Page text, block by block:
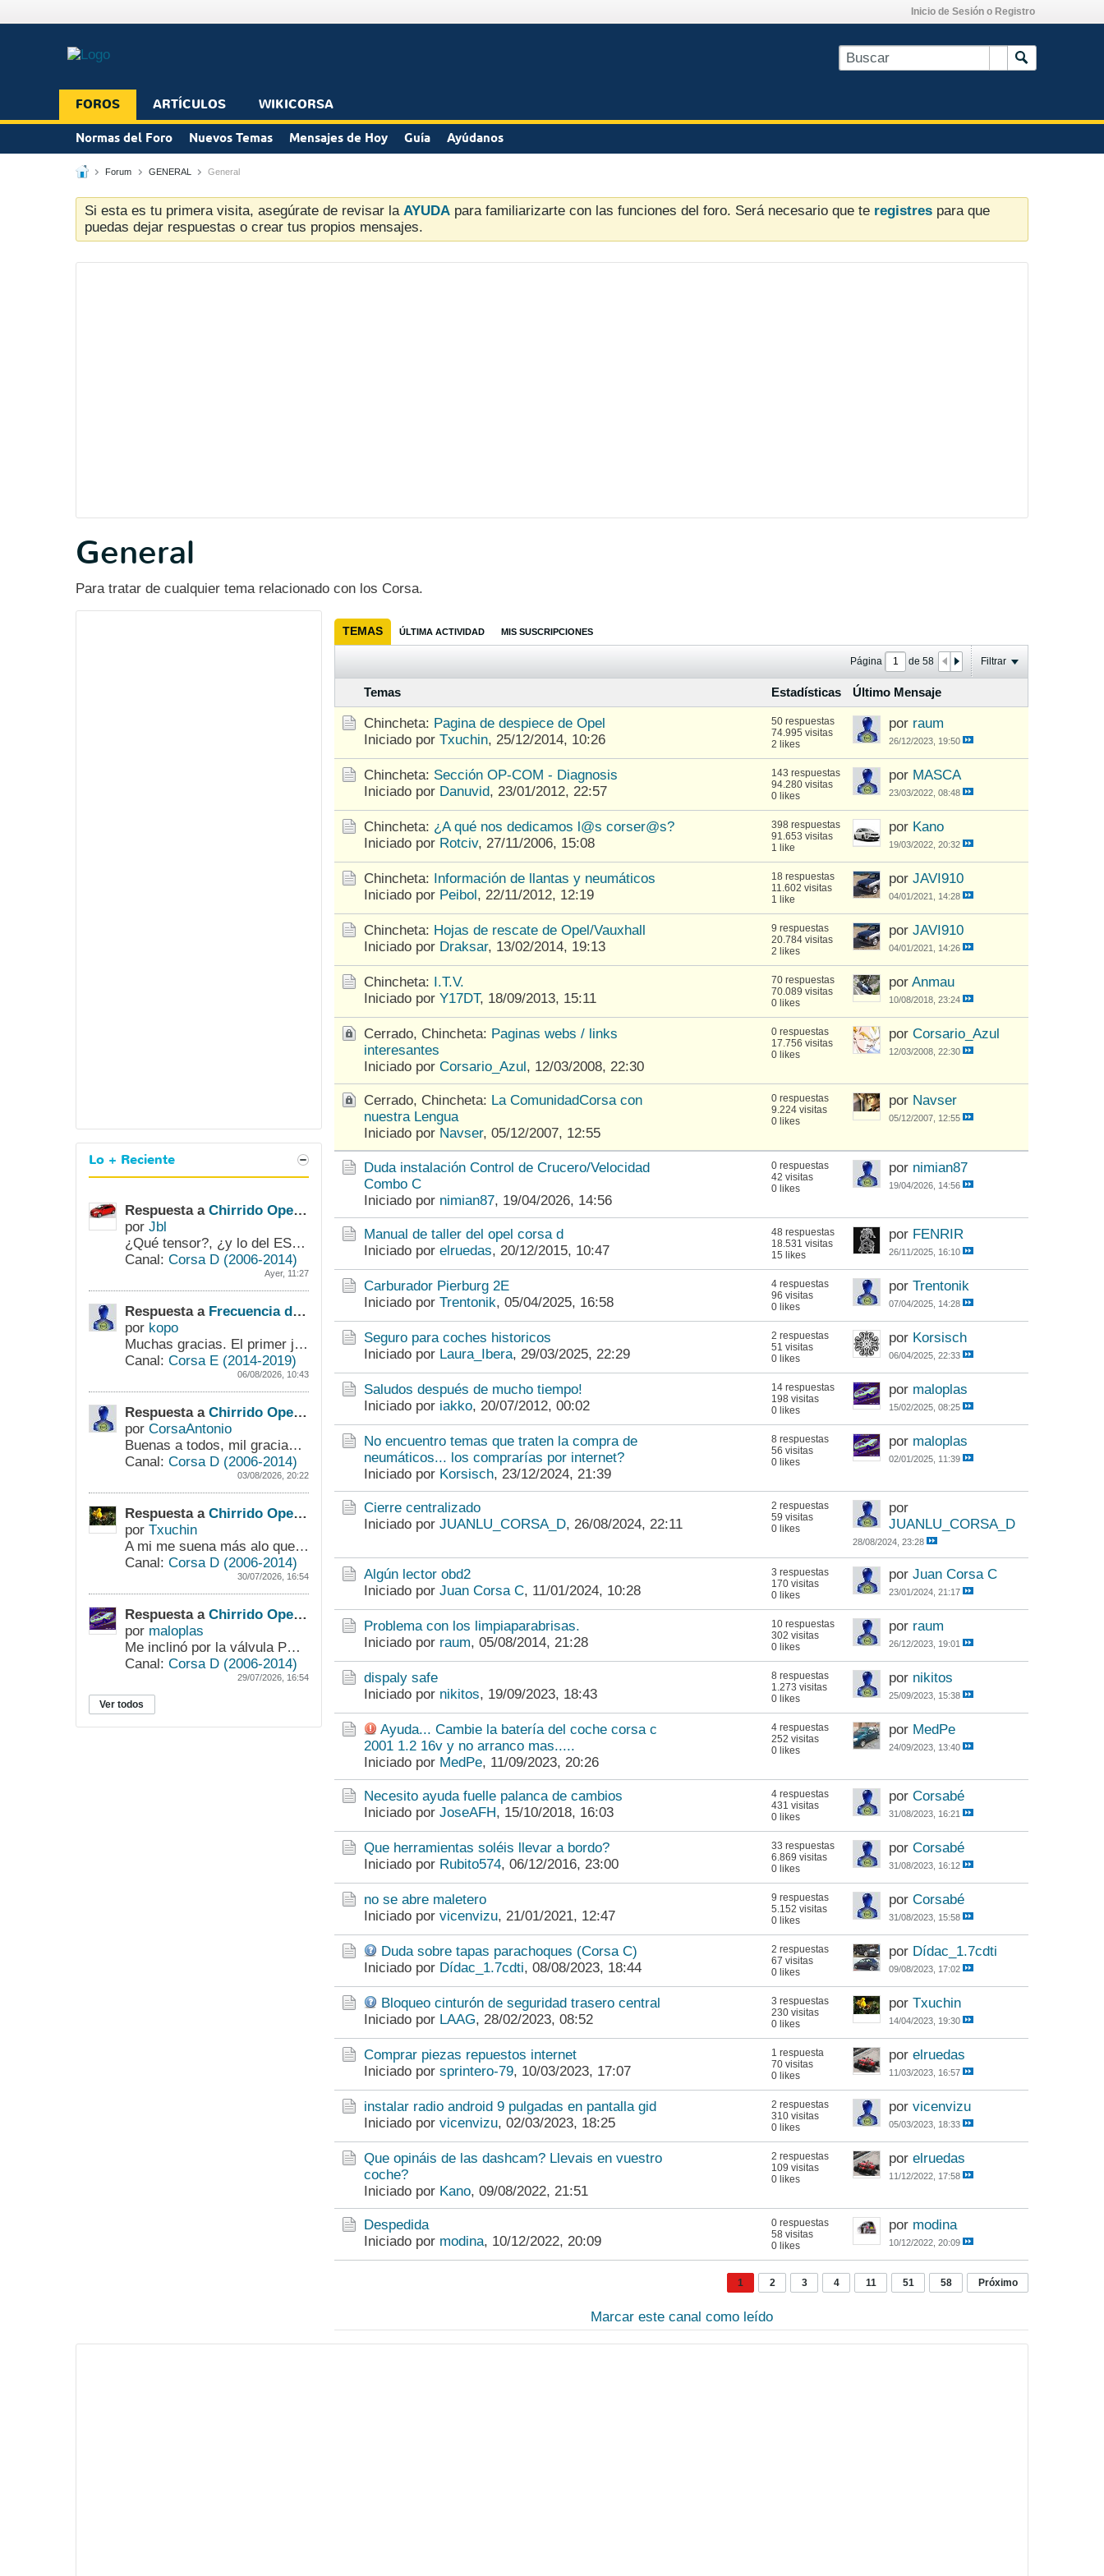
Inicio de Sesión o Registro
FOROS ARTÍCULOS WIKICORSA
Normas del Foro Nuevos Temas Mensajes de Hoy Guía Ayúdanos
Forum GENERAL General
Si esta es tu primera visita, asegúrate de revisar la AYUDA para familiarizarte con las funciones del foro. Será necesario que te registres para que
puedas dejar respuestas o crear tus propios mensajes.
General
Para tratar de cualquier tema relacionado con los Corsa.
TEMAS ÚLTIMA ACTIVIDAD MIS SUSCRIPCIONES
Página de 58 Filtrar
Temas Estadísticas Último Mensaje
Chincheta: Pagina de despiece de Opel
Iniciado por Txuchin, 25/12/2014, 10:26
50 respuestas
74.995 visitas
2 likes
por raum
26/12/2023, 19:50
Chincheta: Sección OP-COM - Diagnosis
Iniciado por Danuvid, 23/01/2012, 22:57
143 respuestas
94.280 visitas
0 likes
por MASCA
23/03/2022, 08:48
Chincheta: ¿A qué nos dedicamos l@s corser@s?
Iniciado por Rotciv, 27/11/2006, 15:08
398 respuestas
91.653 visitas
1 like
por Kano
19/03/2022, 20:32
Chincheta: Información de llantas y neumáticos
Iniciado por Peibol, 22/11/2012, 12:19
18 respuestas
11.602 visitas
1 like
por JAVI910
04/01/2021, 14:28
Chincheta: Hojas de rescate de Opel/Vauxhall
Iniciado por Draksar, 13/02/2014, 19:13
9 respuestas
20.784 visitas
2 likes
por JAVI910
04/01/2021, 14:26
Chincheta: I.T.V.
Iniciado por Y17DT, 18/09/2013, 15:11
70 respuestas
70.089 visitas
0 likes
por Anmau
10/08/2018, 23:24
Cerrado, Chincheta: Paginas webs / links
interesantes
Iniciado por Corsario_Azul, 12/03/2008, 22:30
0 respuestas
17.756 visitas
0 likes
por Corsario_Azul
12/03/2008, 22:30
Cerrado, Chincheta: La ComunidadCorsa con
nuestra Lengua
Iniciado por Navser, 05/12/2007, 12:55
0 respuestas
9.224 visitas
0 likes
por Navser
05/12/2007, 12:55
Duda instalación Control de Crucero/Velocidad
Combo C
Iniciado por nimian87, 19/04/2026, 14:56
0 respuestas
42 visitas
0 likes
por nimian87
19/04/2026, 14:56
Manual de taller del opel corsa d
Iniciado por elruedas, 20/12/2015, 10:47
48 respuestas
18.531 visitas
15 likes
por FENRIR
26/11/2025, 16:10
Carburador Pierburg 2E
Iniciado por Trentonik, 05/04/2025, 16:58
4 respuestas
96 visitas
0 likes
por Trentonik
07/04/2025, 14:28
Seguro para coches historicos
Iniciado por Laura_Ibera, 29/03/2025, 22:29
2 respuestas
51 visitas
0 likes
por Korsisch
06/04/2025, 22:33
Saludos después de mucho tiempo!
Iniciado por iakko, 20/07/2012, 00:02
14 respuestas
198 visitas
0 likes
por maloplas
15/02/2025, 08:25
No encuentro temas que traten la compra de
neumáticos... los comprarías por internet?
Iniciado por Korsisch, 23/12/2024, 21:39
8 respuestas
56 visitas
0 likes
por maloplas
02/01/2025, 11:39
Cierre centralizado
Iniciado por JUANLU_CORSA_D, 26/08/2024, 22:11
2 respuestas
59 visitas
0 likes
por
JUANLU_CORSA_D
28/08/2024, 23:28
Algún lector obd2
Iniciado por Juan Corsa C, 11/01/2024, 10:28
3 respuestas
170 visitas
0 likes
por Juan Corsa C
23/01/2024, 21:17
Problema con los limpiaparabrisas.
Iniciado por raum, 05/08/2014, 21:28
10 respuestas
302 visitas
0 likes
por raum
26/12/2023, 19:01
dispaly safe
Iniciado por nikitos, 19/09/2023, 18:43
8 respuestas
1.273 visitas
0 likes
por nikitos
25/09/2023, 15:38
Ayuda... Cambie la batería del coche corsa c
2001 1.2 16v y no arranco mas.....
Iniciado por MedPe, 11/09/2023, 20:26
4 respuestas
252 visitas
0 likes
por MedPe
24/09/2023, 13:40
Necesito ayuda fuelle palanca de cambios
Iniciado por JoseAFH, 15/10/2018, 16:03
4 respuestas
431 visitas
0 likes
por Corsabé
31/08/2023, 16:21
Que herramientas soléis llevar a bordo?
Iniciado por Rubito574, 06/12/2016, 23:00
33 respuestas
6.869 visitas
0 likes
por Corsabé
31/08/2023, 16:12
no se abre maletero
Iniciado por vicenvizu, 21/01/2021, 12:47
9 respuestas
5.152 visitas
0 likes
por Corsabé
31/08/2023, 15:58
Duda sobre tapas parachoques (Corsa C)
Iniciado por Dídac_1.7cdti, 08/08/2023, 18:44
2 respuestas
67 visitas
0 likes
por Dídac_1.7cdti
09/08/2023, 17:02
Bloqueo cinturón de seguridad trasero central
Iniciado por LAAG, 28/02/2023, 08:52
3 respuestas
230 visitas
0 likes
por Txuchin
14/04/2023, 19:30
Comprar piezas repuestos internet
Iniciado por sprintero-79, 10/03/2023, 17:07
1 respuesta
70 visitas
0 likes
por elruedas
11/03/2023, 16:57
instalar radio android 9 pulgadas en pantalla gid
Iniciado por vicenvizu, 02/03/2023, 18:25
2 respuestas
310 visitas
0 likes
por vicenvizu
05/03/2023, 18:33
Que opináis de las dashcam? Llevais en vuestro
coche?
Iniciado por Kano, 09/08/2022, 21:51
2 respuestas
109 visitas
0 likes
por elruedas
11/12/2022, 17:58
Despedida
Iniciado por modina, 10/12/2022, 20:09
0 respuestas
58 visitas
0 likes
por modina
10/12/2022, 20:09
1 2 3 4 11 51 58 Próximo
Marcar este canal como leído
Lo + Reciente
Respuesta a Chirrido Opel Corsa D 1.2 A12XER
por Jbl
¿Qué tensor?, ¿y lo del ESP que comentabas?, ¿y el ruido?.
Canal: Corsa D (2006-2014)
Ayer, 11:27
Respuesta a Frecuencia de cambio de pastillas y discos de freno
por kopo
Muchas gracias. El primer juego de pastillas lo cambié con 65000 Kms. y mi mayor duda eran los discos. Supongo que los cambiaré con las próximas pastillas,...
Canal: Corsa E (2014-2019)
06/08/2026, 10:43
Respuesta a Chirrido Opel Corsa D 1.2 A12XER
por CorsaAntonio
Buenas a todos, mil gracias por vuestras respuestas. Pues tensor cambiado. A ver si acertamos.
Canal: Corsa D (2006-2014)
03/08/2026, 20:22
Respuesta a Chirrido Opel Corsa D 1.2 A12XER
por Txuchin
A mi me suena más alo que dice Elruedas. También es fácil de probar quitar la correa y arrancar el motor. Se hace así la prueba conjunta.
Canal: Corsa D (2006-2014)
30/07/2026, 16:54
Respuesta a Chirrido Opel Corsa D 1.2 A12XER
por maloplas
Me inclinó por la válvula PCV, integrada en la tapa de balancines. La succión de aire dentro del motor puede que sea lo que está provocando ese sonido....
Canal: Corsa D (2006-2014)
29/07/2026, 16:54
Ver todos